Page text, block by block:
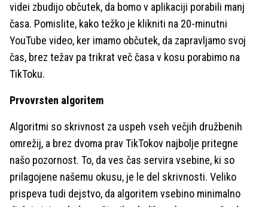
videi zbudijo občutek, da bomo v aplikaciji porabili manj
časa. Pomislite, kako težko je klikniti na 20-minutni
YouTube video, ker imamo občutek, da zapravljamo svoj
čas, brez težav pa trikrat več časa v kosu porabimo na
TikToku.
Prvovrsten algoritem
Algoritmi so skrivnost za uspeh vseh večjih družbenih
omrežij, a brez dvoma prav TikTokov najbolje pritegne
našo pozornost. To, da ves čas servira vsebine, ki so
prilagojene našemu okusu, je le del skrivnosti. Veliko
prispeva tudi dejstvo, da algoritem vsebino minimalno